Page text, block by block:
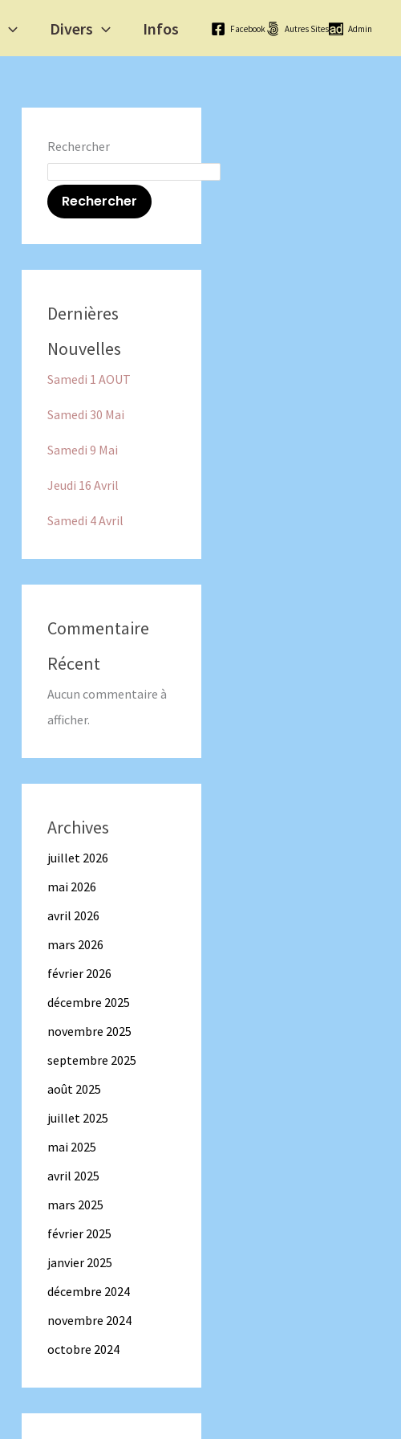
Divers Infos Facebook Autres Sites Admin
Rechercher
Rechercher
Dernières
Nouvelles
Samedi 1 AOUT
Samedi 30 Mai
Samedi 9 Mai
Jeudi 16 Avril
Samedi 4 Avril
Commentaire
Récent
Aucun commentaire à
afficher.
Archives
juillet 2026
mai 2026
avril 2026
mars 2026
février 2026
décembre 2025
novembre 2025
septembre 2025
août 2025
juillet 2025
mai 2025
avril 2025
mars 2025
février 2025
janvier 2025
décembre 2024
novembre 2024
octobre 2024